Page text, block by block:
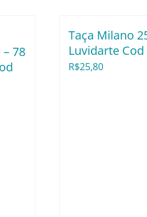
78
Taça Milano
Luvidarte Cod
R$25,80